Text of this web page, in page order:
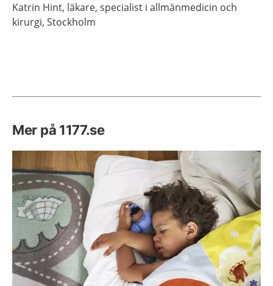
Katrin Hint, läkare, specialist i allmänmedicin och
kirurgi, Stockholm
Mer på 1177.se